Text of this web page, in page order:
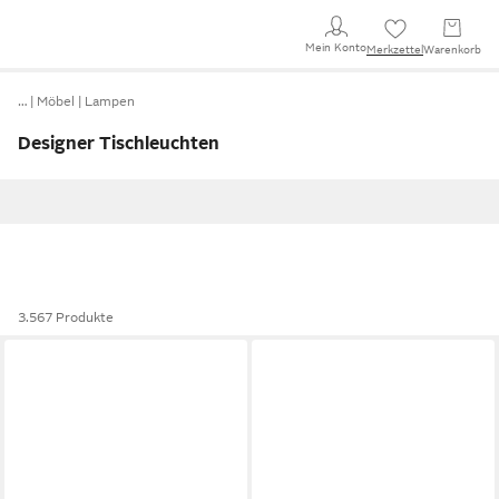
Mein KontoMerkzettel Warenkorb
… Möbel Lampen
Designer Tischleuchten
3.567 Produkte